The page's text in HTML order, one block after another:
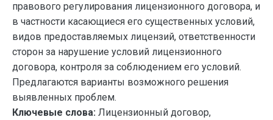
правового регулирования лицензионного договора, и
в частности касающиеся его существенных условий,
видов предоставляемых лицензий, ответственности
сторон за нарушение условий лицензионного
договора, контроля за соблюдением его условий.
Предлагаются варианты возможного решения
выявленных проблем.
Ключевые слова: Лицензионный договор,